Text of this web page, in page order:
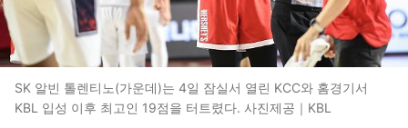
SK 알빈 톨렌티노(가운데)는 4일 잠실서 열린 KCC와 홈경기서
KBL 입성 이후 최고인 19점을 터트렸다. 사진제공｜KBL